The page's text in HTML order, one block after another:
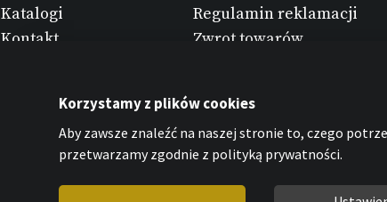
Katalogi
Kontakt
Regulamin reklamacji
Zwrot towarów
Ochrona danych
osobowych
Oświadczenie o
plikach cookies
Korzystamy z plików cookies
Aby zawsze znaleźć na naszej stronie to, czego
przetwarzamy zgodnie z polityką prywatności.